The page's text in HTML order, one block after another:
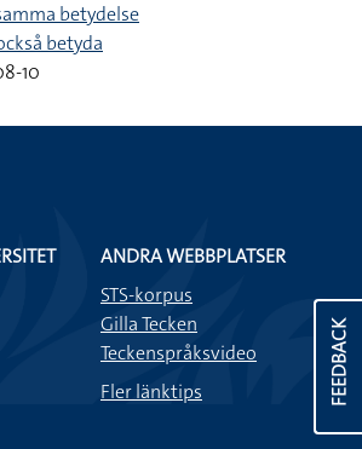
betydelse
betyda
10
FEEDBACK
ANDRA WEBBPLATSER
STS-korpus
Gilla Tecken
Teckenspråksvideo
Fler länktips